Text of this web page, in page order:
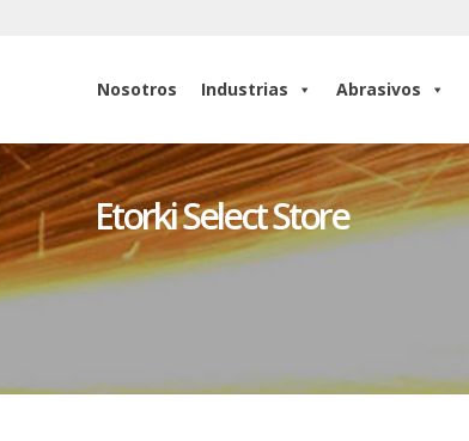
Nosotros Industrias Abrasivos
Etorki Select Store